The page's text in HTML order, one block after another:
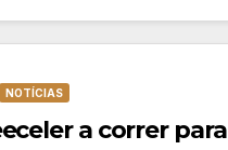
NOTÍCIAS
a correr para